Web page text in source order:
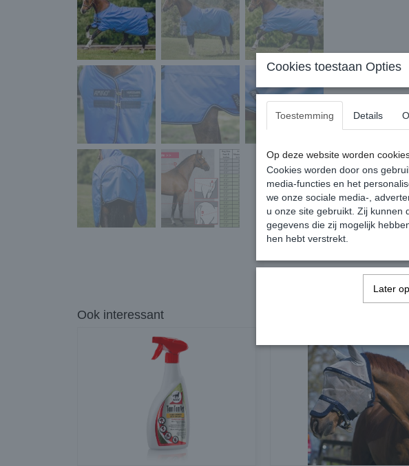
Ook interessant
Cookies toestaan Opties
Toestemming Details
Op deze website worden
Cookies worden door ons
media-functies en het
we onze sociale media-,
u onze site gebruikt. Zij kunnen
gegevens die zij mogelijk
hen hebt verstrekt.
Later